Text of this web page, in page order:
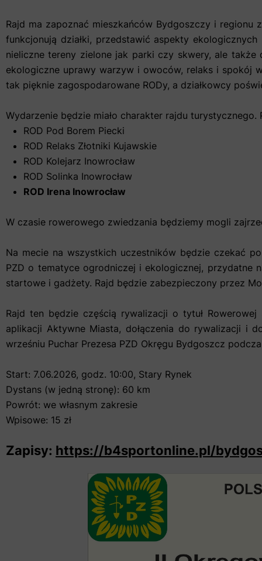
Rajd ma zapoznać mieszkańców Bydgoszczy i regionu
funkcjonują działki, przedstawić aspekty
nieliczne tereny zielone jak parki czy skwery, ale
ekologiczne uprawy warzyw i owoców, relaks i spokój
tak pięknie zagospodarowane RODy, a działkowcy
Wydarzenie będzie miało charakter rajdu
ROD Pod Borem Piecki
ROD Relaks Złotniki Kujawskie
ROD Kolejarz Inowrocław
ROD Solinka Inowrocław
ROD Irena Inowrocław
W czasie rowerowego zwiedzania będziemy mogli
Na mecie na wszystkich uczestników będzie czekać
PZD o tematyce ogrodniczej i ekologicznej, przydatne
startowe i gadżety. Rajd będzie zabezpieczony przez
Rajd ten będzie częścią rywalizacji o tytuł
aplikacji Aktywne Miasta, dołączenia do rywalizacji i
wrześniu Puchar Prezesa PZD Okręgu Bydgoszcz
Start: 7.06.2026, godz. 10:00, Stary Rynek
Dystans (w jedną stronę): 60 km
Powrót: we własnym zakresie
Wpisowe: 15 zł
Zapisy: https://b4sportonline.pl/